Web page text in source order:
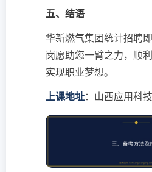
五、结语
华新燃气集团统计招聘
岗愿助您一臂之力，顺
实现职业梦想。
上课地址：山西应用科